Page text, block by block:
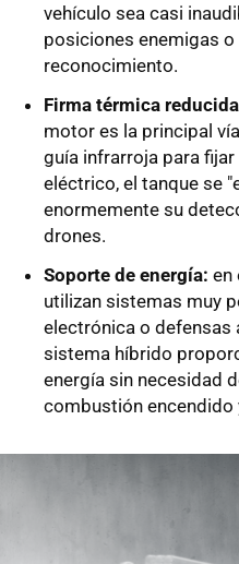
vehículo sea casi
posiciones enemigas
reconocimiento.
Firma térmica
motor es la principal
guía infrarroja para
eléctrico, el tanque se
enormemente su
drones.
Soporte de energía: en
utilizan sistemas muy
electrónica o defensas
sistema híbrido
energía sin necesidad
combustión encendido